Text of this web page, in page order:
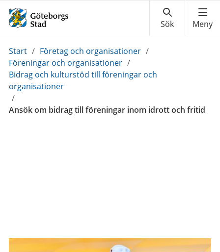
Du
är
här:
Start / Företag och organisationer /
Föreningar och organisationer /
Bidrag och kulturstöd till föreningar och
organisationer
/
Ansök om bidrag till föreningar inom idrott och fritid